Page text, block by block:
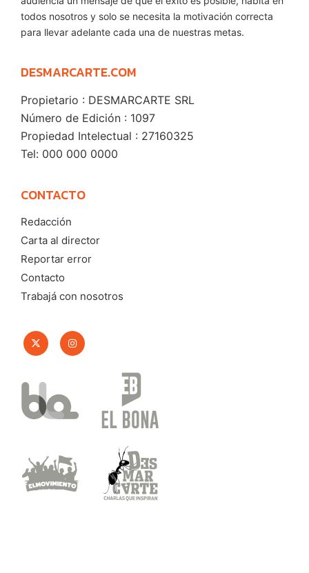
todos nosotros y solo se necesita la motivación correcta
para llevar adelante cada una de nuestras metas.
DESMARCARTE.COM
Propietario : DESMARCARTE SRL
Número de Edición : 1097
Propiedad Intelectual : 27160325
Tel: 000 000 0000
CONTACTO
Redacción
Carta al director
Reportar error
Contacto
Trabajá con nosotros